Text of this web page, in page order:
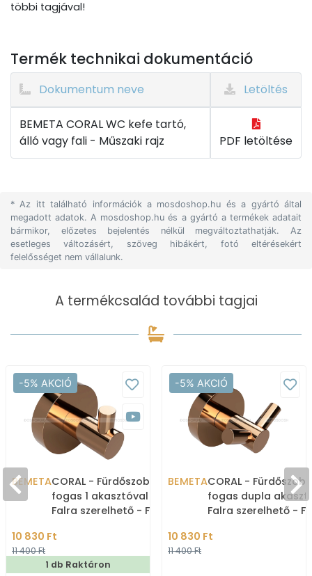
többi tagjával!
Termék technikai dokumentáció
Dokumentum neve Letöltés
BEMETA CORAL WC kefe tartó,
álló vagy fali - Műszaki rajz
PDF letöltése
* Az itt található információk a mosdoshop.hu és a gyártó által
megadott adatok. A mosdoshop.hu és a gyártó a termékek adatait
bármikor, előzetes bejelentés nélkül megváltoztathatják. Az
esetleges változásért, szöveg hibákért, fotó eltérésekért
felelősséget nem vállalunk.
A termékcsalád további tagjai
-5% AKCIÓ
BEMETACORAL - Fürdőszobai
fogas 1 akasztóval -
Falra szerelhető - Fényes
10 830 Ft
11 400 Ft
1 db Raktáron
-5% AKCIÓ
BEMETACORAL -
fogas dupla
Falra szerelhető -
10 830 Ft
11 400 Ft